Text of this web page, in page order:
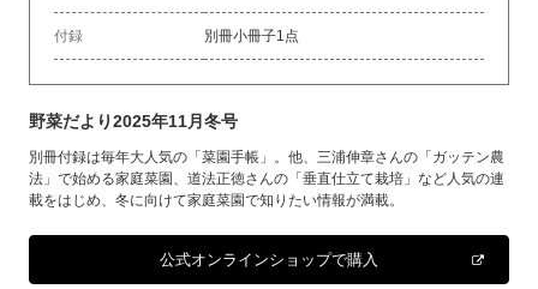
付録 別冊小冊子1点
野菜だより2025年11月冬号
別冊付録は毎年大人気の「菜園手帳」。他、三浦伸章さんの「ガッテン農
法」で始める家庭菜園、道法正徳さんの「垂直仕立て栽培」など人気の連
載をはじめ、冬に向けて家庭菜園で知りたい情報が満載。
公式オンラインショップで購入